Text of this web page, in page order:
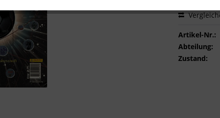
Artikel-Nr.:
Abteilung:
Zustand: